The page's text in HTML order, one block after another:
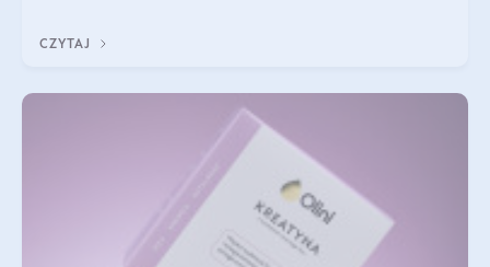
zawrotów głowy czy problemów z
CZYTAJ